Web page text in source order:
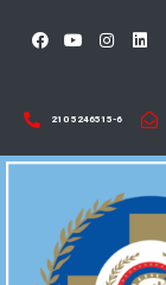
210 5246515-6​